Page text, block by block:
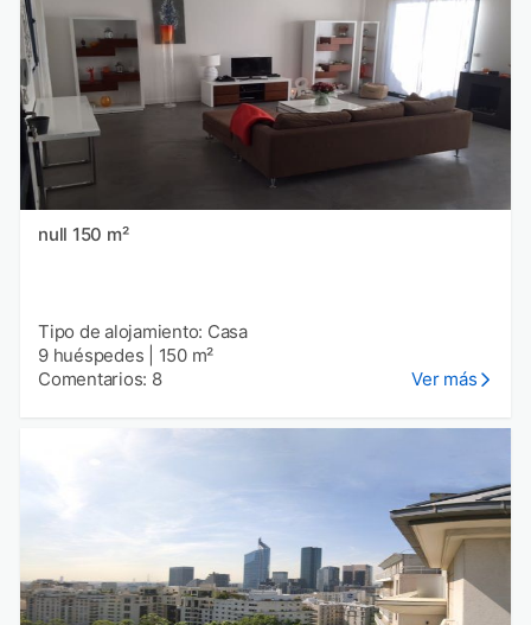
null 150 m²
Tipo de alojamiento: Casa
9 huéspedes
150 m²
Comentarios: 8
Ver más